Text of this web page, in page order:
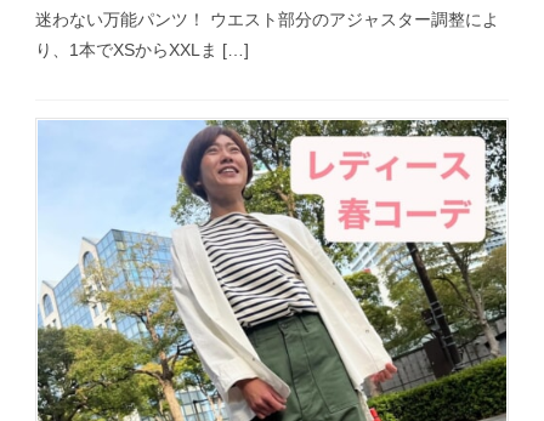
迷わない万能パンツ！ ウエスト部分のアジャスター調整によ
り、1本でXSからXXLま […]